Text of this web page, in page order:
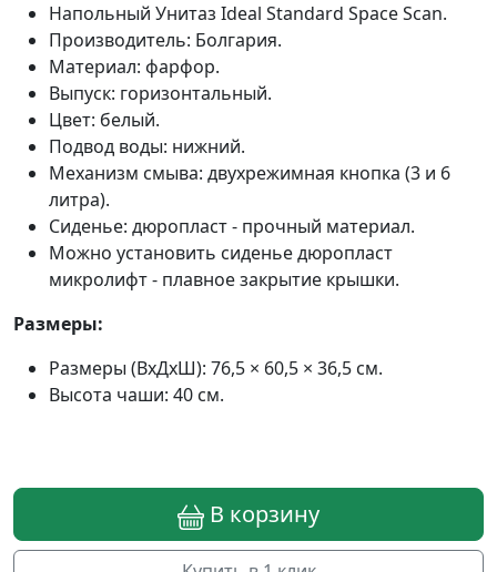
Напольный Унитаз Ideal Standard Space Scan.
Производитель: Болгария.
Материал: фарфор.
Выпуск: горизонтальный.
Цвет: белый.
Подвод воды: нижний.
Механизм смыва: двухрежимная кнопка (3 и 6
литра).
Сиденье: дюропласт - прочный материал.
Можно установить сиденье дюропласт
микролифт - плавное закрытие крышки.
Размеры:
Размеры (ВхДхШ): 76,5 × 60,5 × 36,5 см.
Высота чаши: 40 см.
В корзину